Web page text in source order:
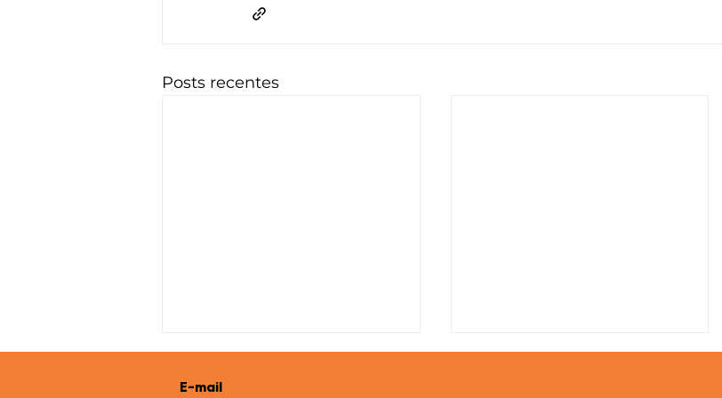
Posts recentes
E-mail